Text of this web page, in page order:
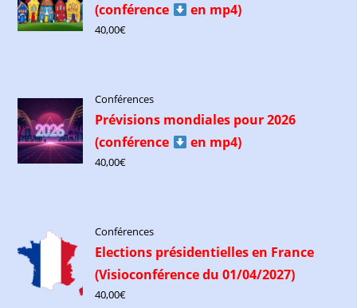
(conférence
​ en mp4)
40,00€
Conférences
Prévisions mondiales pour 2026
(conférence
​ en mp4)
40,00€
Conférences
Elections présidentielles en France
(Visioconférence du 01/04/2027)
40,00€